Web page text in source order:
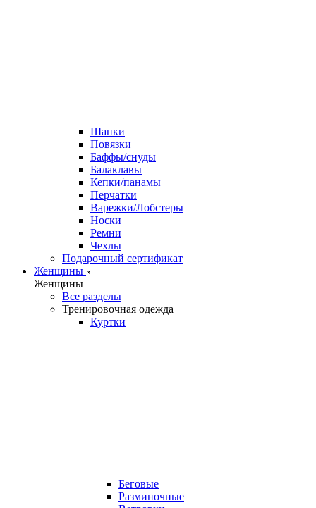
Шапки
Повязки
Баффы/снуды
Балаклавы
Кепки/панамы
Перчатки
Варежки/Лобстеры
Носки
Ремни
Чехлы
Подарочный сертификат
Женщины
Женщины
Все разделы
Тренировочная одежда
Куртки
Беговые
Разминочные